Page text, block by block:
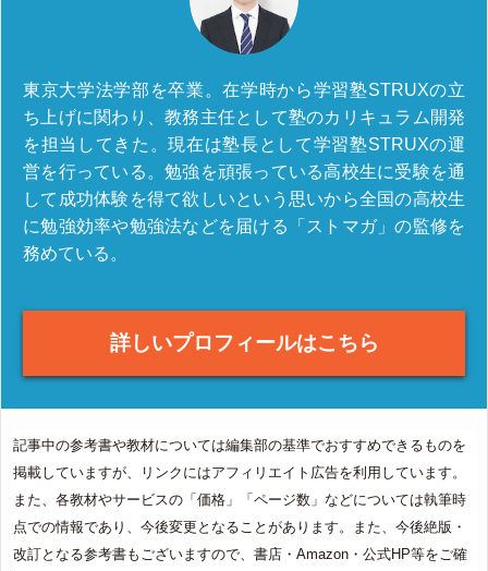
東京大学法学部を卒業。在学時から学習塾STRUXの立
ち上げに関わり、教務主任として塾のカリキュラム開発
を担当してきた。現在は塾長として学習塾STRUXの運
営を行っている。勉強を頑張っている高校生に受験を通
して成功体験を得て欲しいという思いから全国の高校生
に勉強効率や勉強法などを届ける「ストマガ」の監修を
務めている。
詳しいプロフィールはこちら
記事中の参考書や教材については編集部の基準でおすすめできるものを
掲載していますが、リンクにはアフィリエイト広告を利用しています。
また、各教材やサービスの「価格」「ページ数」などについては執筆時
点での情報であり、今後変更となることがあります。また、今後絶版・
改訂となる参考書もございますので、書店・Amazon・公式HP等をご確